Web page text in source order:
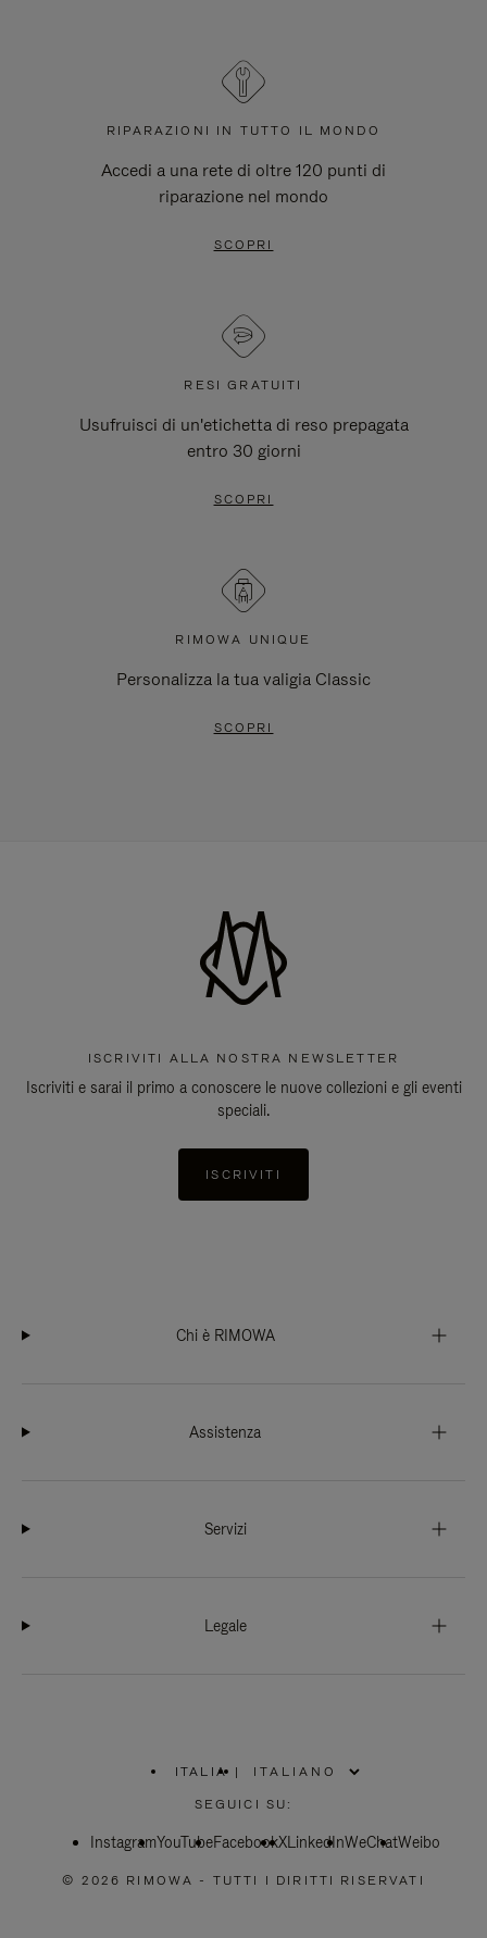
RIPARAZIONI IN TUTTO IL MONDO
Accedi a una rete di oltre 120 punti di
riparazione nel mondo
SCOPRI
RESI GRATUITI
Usufruisci di un'etichetta di reso prepagata
entro 30 giorni
SCOPRI
RIMOWA UNIQUE
Personalizza la tua valigia Classic
SCOPRI
ISCRIVITI ALLA NOSTRA NEWSLETTER
Iscriviti e sarai il primo a conoscere le nuove collezioni e gli eventi
speciali.
ISCRIVITI
Chi è RIMOWA
Assistenza
Servizi
Legale
ITALIA
SELEZIONA
IL
PAESE
|
SEGUICI SU:
InstagramYouTubeFacebookXLinkedInWeChatWeibo
© 2026 RIMOWA - TUTTI I DIRITTI RISERVATI